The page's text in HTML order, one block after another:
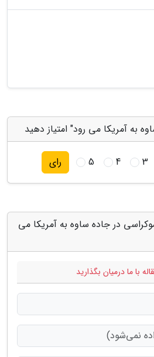
به آمریکا می رود" امتیاز دهید
3
4
5 رای
در جاده ساوه به آمریکا می
با ما درمیان بگذارید